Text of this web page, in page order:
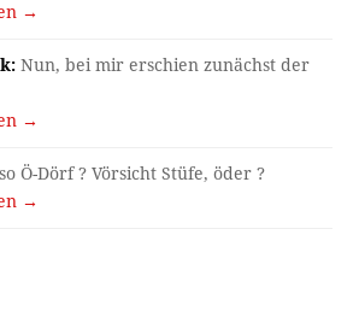
→
Nun, bei mir erschien zunächst der
→
Ö-Dörf ? Vörsicht Stüfe, öder ?
→